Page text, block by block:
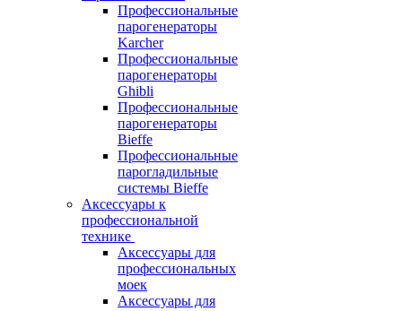
Профессиональные
парогенераторы
Karcher
Профессиональные
парогенераторы
Ghibli
Профессиональные
парогенераторы
Bieffe
Профессиональные
парогладильные
системы Bieffe
Аксессуары к
профессиональной
технике
Аксессуары для
профессиональных
моек
Аксессуары для